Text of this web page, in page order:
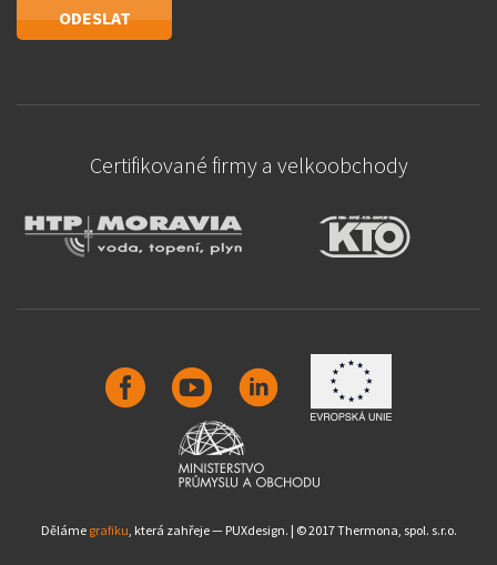
Certifikované firmy a velkoobchody
Děláme grafiku, která zahřeje — PUXdesign. | © 2017 Thermona, spol. s.r.o.